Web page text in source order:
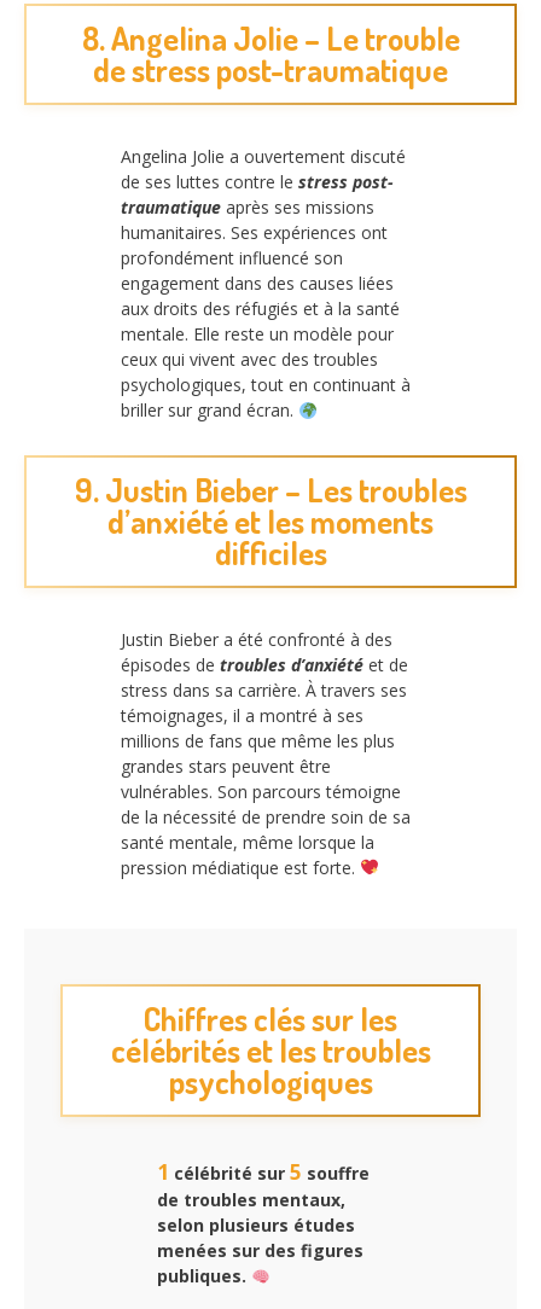
8. Angelina Jolie – Le trouble
de stress post-traumatique
Angelina Jolie a ouvertement discuté
de ses luttes contre le stress post-
traumatique après ses missions
humanitaires. Ses expériences ont
profondément influencé son
engagement dans des causes liées
aux droits des réfugiés et à la santé
mentale. Elle reste un modèle pour
ceux qui vivent avec des troubles
psychologiques, tout en continuant à
briller sur grand écran.
9. Justin Bieber – Les troubles
d’anxiété et les moments
difficiles
Justin Bieber a été confronté à des
épisodes de troubles d’anxiété et de
stress dans sa carrière. À travers ses
témoignages, il a montré à ses
millions de fans que même les plus
grandes stars peuvent être
vulnérables. Son parcours témoigne
de la nécessité de prendre soin de sa
santé mentale, même lorsque la
pression médiatique est forte.
Chiffres clés sur les
célébrités et les troubles
psychologiques
1 célébrité sur 5 souffre
de troubles mentaux,
selon plusieurs études
menées sur des figures
publiques.